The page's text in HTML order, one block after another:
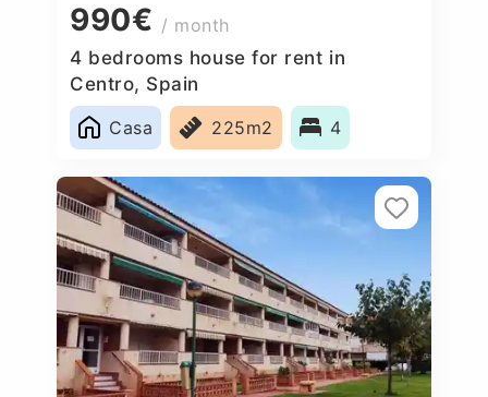
990€ / month
4 bedrooms house for rent in
Centro, Spain
Casa
225m2 4